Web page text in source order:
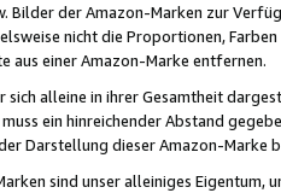
Bilder der Amazon-Marken zur
nicht die Proportionen,
aus einer Amazon-Marke entfernen.
sich alleine in ihrer Gesamtheit
ein hinreichender Abstand
Darstellung dieser Amazon-Marke
sind unser alleiniges